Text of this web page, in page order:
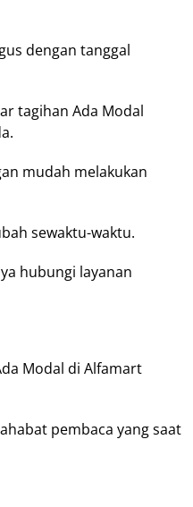
dengan tanggal
tagihan Ada Modal
mudah melakukan
sewaktu-waktu.
hubungi layanan
Modal di Alfamart
pembaca yang saat